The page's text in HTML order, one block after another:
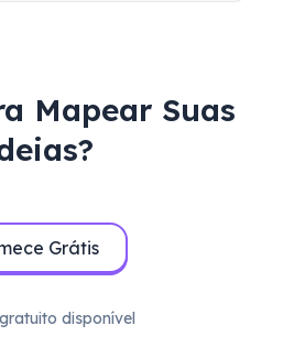
Mapear Suas
Grátis
disponível